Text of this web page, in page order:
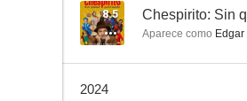
6.0
8.5 Chespirito: Sin
Aparece como
2024